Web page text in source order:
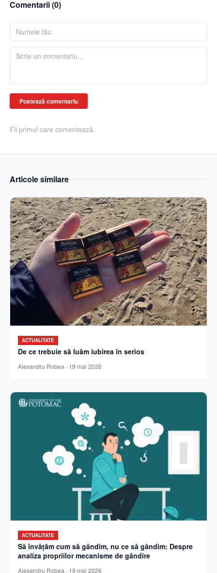
Comentarii (0)
Postează comentariu
Fii primul care comentează.
Articole similare
ACTUALITATE
De ce trebuie să luăm iubirea în serios
Alexandru Robea · 19 mai 2026
ACTUALITATE
Să învățăm cum să gândim, nu ce să gândim: Despre
analiza propriilor mecanisme de gândire
Alexandru Robea · 19 mai 2026